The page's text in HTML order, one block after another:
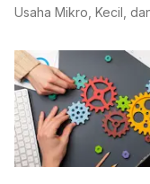
Usaha Mikro, Kecil,
terbaru hingga awal
Indonesia tetap